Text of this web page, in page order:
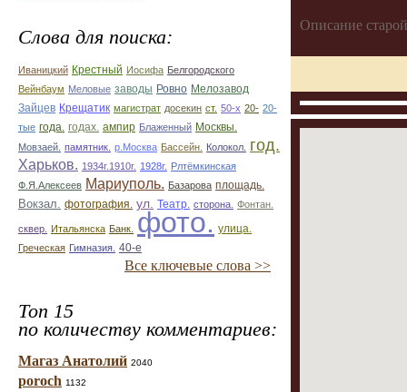
Слова для поиска:
Иваницкий Крестный Иосифа Белгородского
Вейнбаум Меловые заводы Ровно Мелозавод
Зайцев Крещатик магистрат досекин ст. 50-х 20- 20-
тые года. годах. ампир Блаженный Москвы.
Мовзаей. памятник. р.Москва Бассейн. Колокол. год.
Харьков. 1934г.1910г. 1928г. Рлтёмкинская
Ф.Я.Алексеев Мариуполь. Базарова площадь.
Вокзал. фотография. ул. Театр. сторона. Фонтан.
сквер. Итальянска Банк. фото. улица.
Греческая Гимназия. 40-е
Все ключевые слова >>
Топ 15
по количеству комментариев:
Магаз Анатолий 2040
poroch 1132
Описание